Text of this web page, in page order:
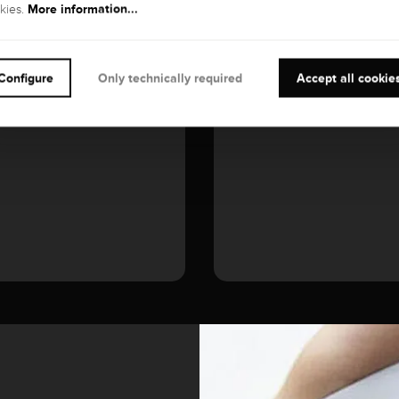
Diamond
More information...
Accept all
Only technically required